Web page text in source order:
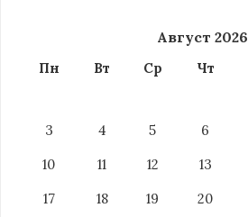
Август 2026
Пн Вт Ср Чт
3
4 5 6
10
11 12 13
17
18 19 20